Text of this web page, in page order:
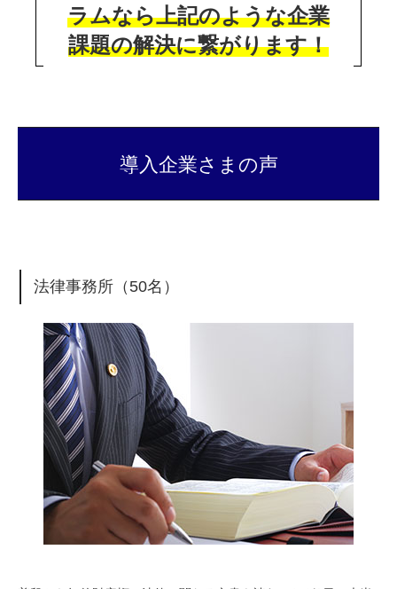
ラムなら上記のような企業
課題の解決に繋がります！
導入企業さまの声
法律事務所（50名）